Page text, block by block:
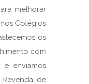
melhorar
Colégios
os
com
e enviamos
de